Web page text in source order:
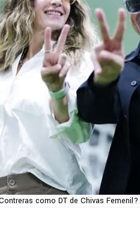
como DT de Chivas Femenil?